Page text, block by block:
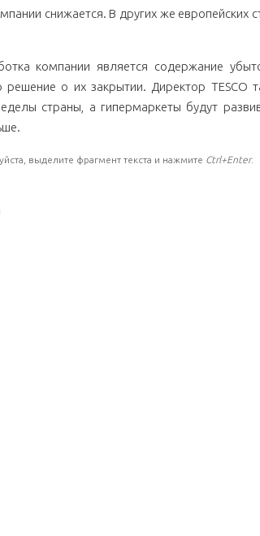
снижается. В других же европейских
компании является содержание
о их закрытии. Директор TESCO
страны, а гипермаркеты будут
выделите фрагмент текста и нажмите Ctrl+Enter.